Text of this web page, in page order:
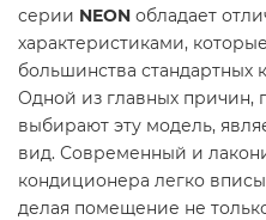
серии NEON обладает
характеристиками,
большинства стандартных
Одной из главных причин,
выбирают эту модель,
вид. Современный и
кондиционера легко
делая помещение не